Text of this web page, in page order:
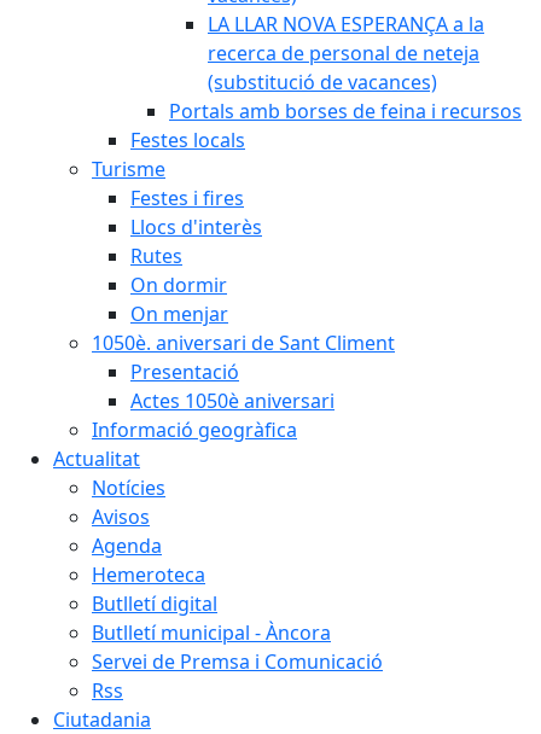
LA LLAR NOVA ESPERANÇA a la
recerca de personal de neteja
(substitució de vacances)
Portals amb borses de feina i recursos
Festes locals
Turisme
Festes i fires
Llocs d'interès
Rutes
On dormir
On menjar
1050è. aniversari de Sant Climent
Presentació
Actes 1050è aniversari
Informació geogràfica
Actualitat
Notícies
Avisos
Agenda
Hemeroteca
Butlletí digital
Butlletí municipal - Àncora
Servei de Premsa i Comunicació
Rss
Ciutadania